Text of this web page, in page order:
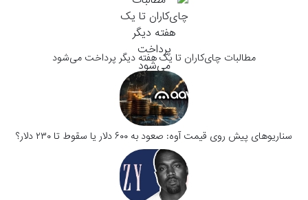
مطالبات چای‌کاران تا یک هفته دیگر پرداخت می‌شود
سناریوهای پیش روی قیمت آوه: صعود به ۶۰۰ دلار یا سقوط تا ۲۳۰ دلار؟